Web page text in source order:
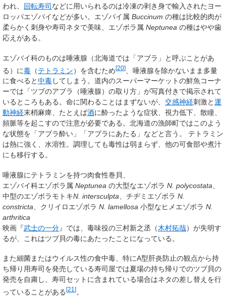
われ、 回転寿司 などに用いられるのは冷凍の剥き身で輸入されたヨー
ロッパエゾバイなどが多い。エゾバイ属 Buccinum の種は比較的肉が
柔らかく刺身や寿司ネタで美味、エゾボラ属 Neptunea の種はやや歯
応えがある。
エゾバイ科のものは唾液腺（北海道では「アブラ」と呼ぶことがあ
る）に毒 （テトラミン）を含むため[20]
、唾液腺を除かないまま多量
に食べると中毒してしまう。道内のスーパーマーケットの鮮魚コーナ
ーでは「ツブのアブラ（唾液腺）の取り方」が写真付きで掲示されて
いるところもある。命に関わることはまずないが、 交感神経刺激と運
動神経末梢麻痺、たとえば酒に酔ったような症状、視力低下、散瞳、
頻脈等を起こすので注意が必要である。北海道の漁師町ではこのよう
な状態を「アブラ酔い」「アブラにあたる」などと言う。 テトラミン
は熱に強く、水溶性。調理しても毒性は弱まらず、他の可食部や煮汁
にも移行する。
唾液腺にテトラミンを持つ肉食性巻貝、
エゾバイ科エゾボラ属 Neptunea の大型なエゾボラ N. polycostata
中型のエゾボラモトキN. intersculpta 、チヂミエゾボラ N.
constricta 、クリイロエゾボラ N. lamellosa 小型なヒメエゾボラ N.
arthritica
映画『武士の一分』では、毒味役の三村新之丞（木村拓哉）が失明す
るが、これはツブ貝の毒にあたったことになっている。
また細菌またはウイルス性の食中毒、特にA型肝炎防止の観点から持
ち帰り用寿司を発売している寿司屋では夏場の持ち帰りでのツブ貝の
発売を自粛し、寿司セットに含まれている場合はネタの差し替えを行
っていることがある [21 ] 。